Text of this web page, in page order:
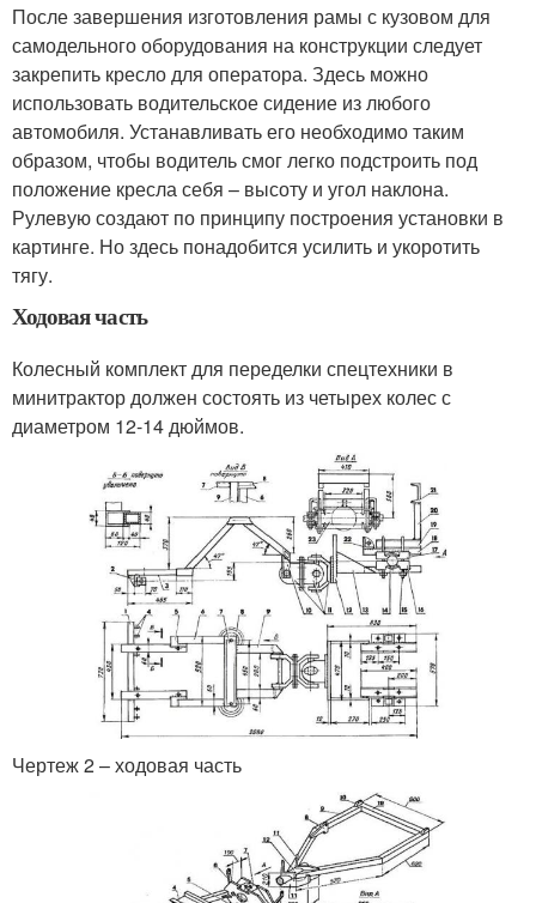
После завершения изготовления рамы с кузовом для
самодельного оборудования на конструкции следует
закрепить кресло для оператора. Здесь можно
использовать водительское сидение из любого
автомобиля. Устанавливать его необходимо таким
образом, чтобы водитель смог легко подстроить под
положение кресла себя – высоту и угол наклона.
Рулевую создают по принципу построения установки в
картинге. Но здесь понадобится усилить и укоротить
тягу.
Ходовая часть
Колесный комплект для переделки спецтехники в
минитрактор должен состоять из четырех колес с
диаметром 12-14 дюймов.
Чертеж 2 – ходовая часть